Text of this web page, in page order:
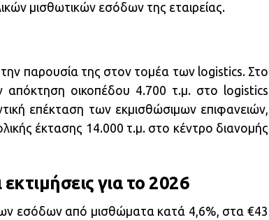
μισθωτικών εσόδων της εταιρείας.
την παρουσία της στον τομέα των logistics. Στο
οικοπέδου 4.700 τ.μ. στο logistics
επέκταση των εκμισθώσιμων επιφανειών,
έκτασης 14.000 τ.μ. στο κέντρο διανομής
εκτιμήσεις για το 2026
εσόδων από μισθώματα κατά 4,6%, στα €43